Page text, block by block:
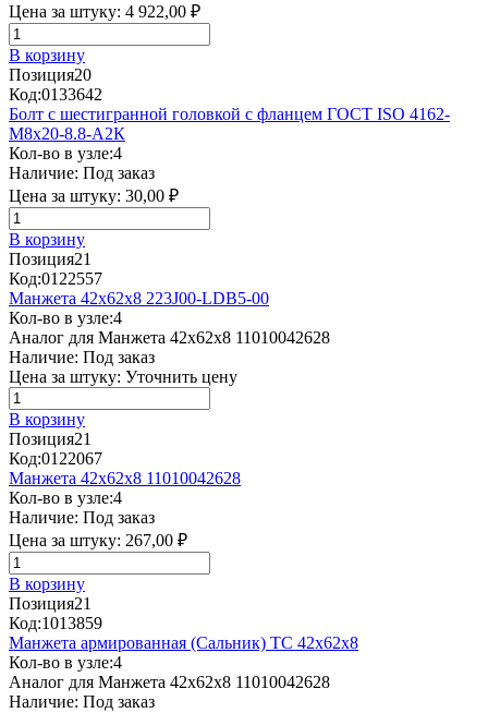
Цена за штуку: 4 922,00 ₽
В корзину
Позиция20
Код:0133642
Болт с шестигранной головкой с фланцем ГОСТ ISO 4162-
M8x20-8.8-А2К
Кол-во в узле:4
Наличие: Под заказ
Цена за штуку: 30,00 ₽
В корзину
Позиция21
Код:0122557
Манжета 42x62x8 223J00-LDB5-00
Кол-во в узле:4
Аналог для Манжета 42x62x8 11010042628
Наличие: Под заказ
Цена за штуку: Уточнить цену
В корзину
Позиция21
Код:0122067
Манжета 42x62x8 11010042628
Кол-во в узле:4
Наличие: Под заказ
Цена за штуку: 267,00 ₽
В корзину
Позиция21
Код:1013859
Манжета армированная (Сальник) TC 42x62x8
Кол-во в узле:4
Аналог для Манжета 42x62x8 11010042628
Наличие: Под заказ